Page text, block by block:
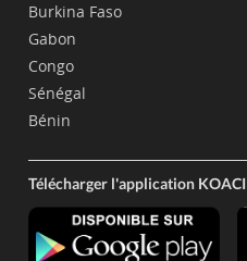
Burkina Faso
Gabon
Congo
Sénégal
Bénin
Télécharger l'application KOACI